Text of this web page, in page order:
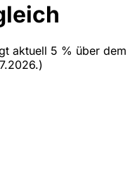
aktuell 5 % über